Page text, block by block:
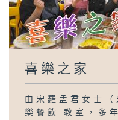
喜樂之家
由宋羅孟君女士
樂餐飲.教室，多